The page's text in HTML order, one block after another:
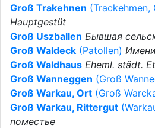
Groß Trakehnen (Trackehmen,
Hauptgestüt
Groß Uszballen Бывшая
Groß Waldeck (Patollen)
Groß Waldhaus Eheml. städt.
Groß Wanneggen (Groß
Groß Warkau, Ort (Groß
Groß Warkau, Rittergut
поместье